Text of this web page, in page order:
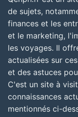
de sujets,
finances et les
et le marketing,
les voyages. Il
actualisées sur
et des astuces
C'est un site à
connaissances
mentionnés ci-